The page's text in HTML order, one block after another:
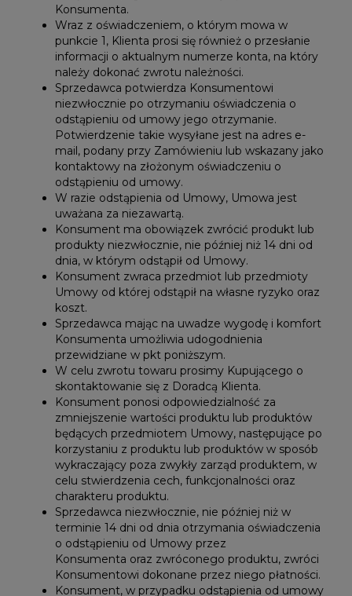
Konsumenta.
Wraz z oświadczeniem, o którym mowa w
punkcie 1, Klienta prosi się również o przesłanie
informacji o aktualnym numerze konta, na który
należy dokonać zwrotu należności.
Sprzedawca potwierdza Konsumentowi
niezwłocznie po otrzymaniu oświadczenia o
odstąpieniu od umowy jego otrzymanie.
Potwierdzenie takie wysyłane jest na adres e-
mail, podany przy Zamówieniu lub wskazany jako
kontaktowy na złożonym oświadczeniu o
odstąpieniu od umowy.
W razie odstąpienia od Umowy, Umowa jest
uważana za niezawartą.
Konsument ma obowiązek zwrócić produkt lub
produkty niezwłocznie, nie później niż 14 dni od
dnia, w którym odstąpił od Umowy.
Konsument zwraca przedmiot lub przedmioty
Umowy od której odstąpił na własne ryzyko oraz
koszt.
Sprzedawca mając na uwadze wygodę i komfort
Konsumenta umożliwia udogodnienia
przewidziane w pkt poniższym.
W celu zwrotu towaru prosimy Kupującego o
skontaktowanie się z Doradcą Klienta.
Konsument ponosi odpowiedzialność za
zmniejszenie wartości produktu lub produktów
będących przedmiotem Umowy, następujące po
korzystaniu z produktu lub produktów w sposób
wykraczający poza zwykły zarząd produktem, w
celu stwierdzenia cech, funkcjonalności oraz
charakteru produktu.
Sprzedawca niezwłocznie, nie później niż w
terminie 14 dni od dnia otrzymania oświadczenia
o odstąpieniu od Umowy przez
Konsumenta oraz zwróconego produktu, zwróci
Konsumentowi dokonane przez niego płatności.
Konsument, w przypadku odstąpienia od umowy